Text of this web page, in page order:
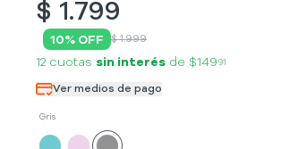
$ 1.799
10% OFF $ 1.999
12 cuotas sin interés de $149 91
Ver medios de pago
Gris